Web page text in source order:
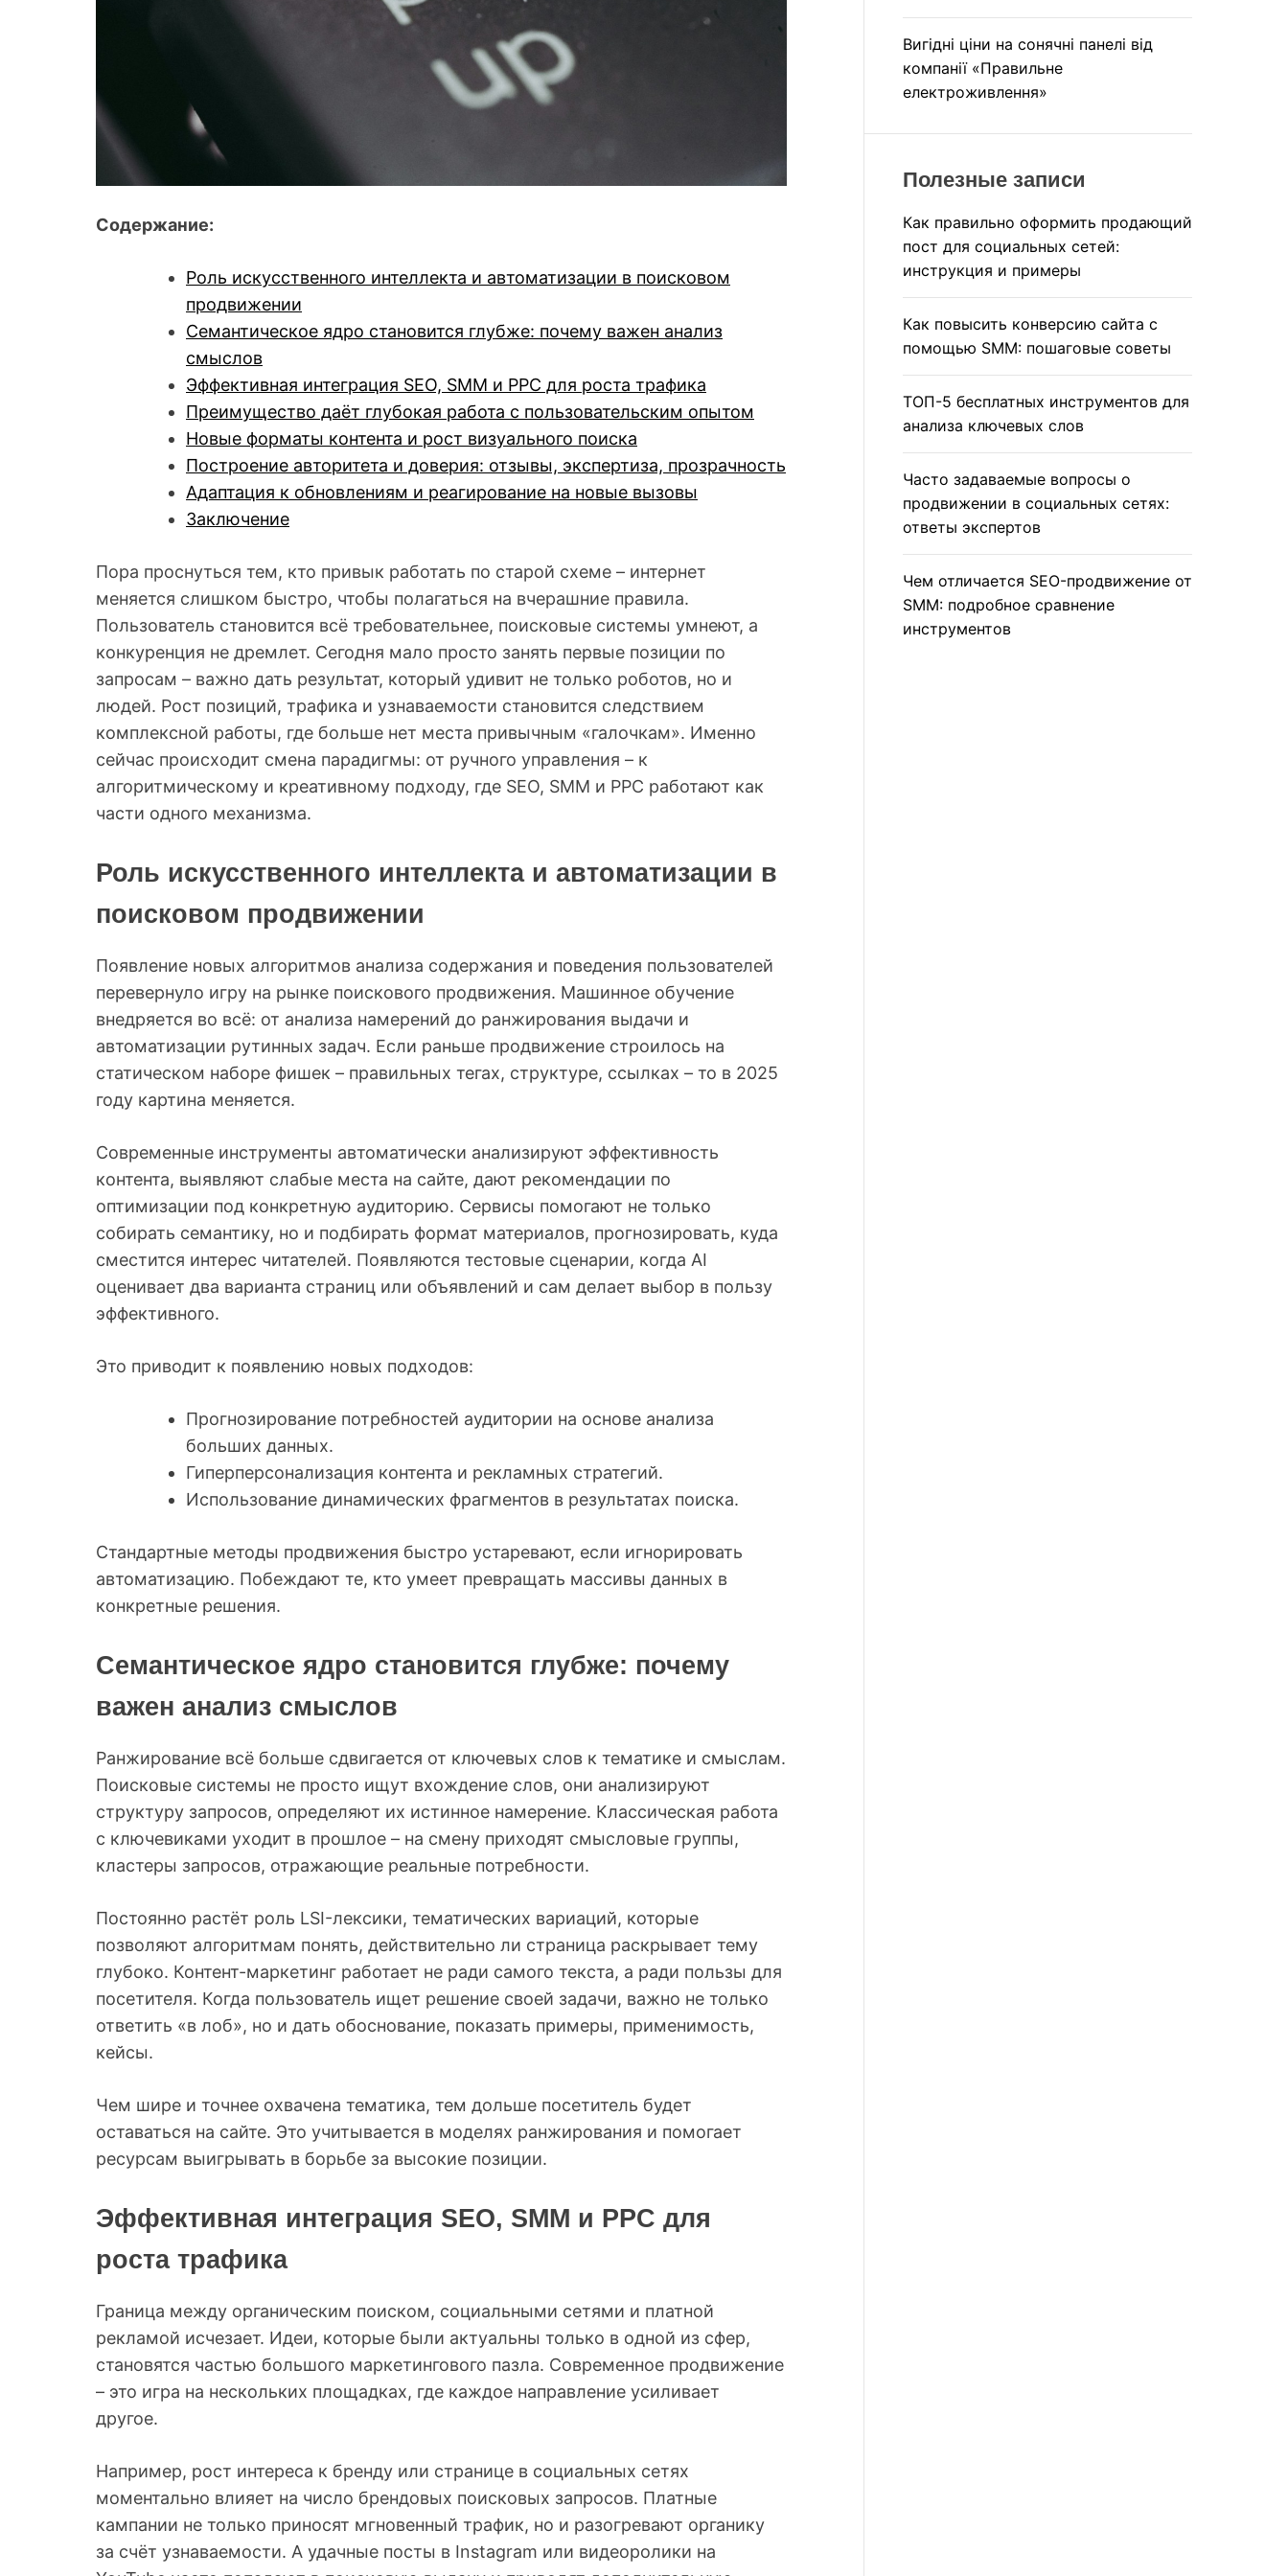
Содержание:
Роль искусственного интеллекта и автоматизации в поисковом
продвижении
Семантическое ядро становится глубже: почему важен анализ
смыслов
Эффективная интеграция SEO, SMM и PPC для роста трафика
Преимущество даёт глубокая работа с пользовательским опытом
Новые форматы контента и рост визуального поиска
Построение авторитета и доверия: отзывы, экспертиза, прозрачность
Адаптация к обновлениям и реагирование на новые вызовы
Заключение
Пора проснуться тем, кто привык работать по старой схеме – интернет
меняется слишком быстро, чтобы полагаться на вчерашние правила.
Пользователь становится всё требовательнее, поисковые системы умнеют, а
конкуренция не дремлет. Сегодня мало просто занять первые позиции по
запросам – важно дать результат, который удивит не только роботов, но и
людей. Рост позиций, трафика и узнаваемости становится следствием
комплексной работы, где больше нет места привычным «галочкам». Именно
сейчас происходит смена парадигмы: от ручного управления – к
алгоритмическому и креативному подходу, где SEO, SMM и PPC работают как
части одного механизма.
Роль искусственного интеллекта и автоматизации в
поисковом продвижении
Появление новых алгоритмов анализа содержания и поведения пользователей
перевернуло игру на рынке поискового продвижения. Машинное обучение
внедряется во всё: от анализа намерений до ранжирования выдачи и
автоматизации рутинных задач. Если раньше продвижение строилось на
статическом наборе фишек – правильных тегах, структуре, ссылках – то в 2025
году картина меняется.
Современные инструменты автоматически анализируют эффективность
контента, выявляют слабые места на сайте, дают рекомендации по
оптимизации под конкретную аудиторию. Сервисы помогают не только
собирать семантику, но и подбирать формат материалов, прогнозировать, куда
сместится интерес читателей. Появляются тестовые сценарии, когда AI
оценивает два варианта страниц или объявлений и сам делает выбор в пользу
эффективного.
Это приводит к появлению новых подходов:
Прогнозирование потребностей аудитории на основе анализа
больших данных.
Гиперперсонализация контента и рекламных стратегий.
Использование динамических фрагментов в результатах поиска.
Стандартные методы продвижения быстро устаревают, если игнорировать
автоматизацию. Побеждают те, кто умеет превращать массивы данных в
конкретные решения.
Семантическое ядро становится глубже: почему
важен анализ смыслов
Ранжирование всё больше сдвигается от ключевых слов к тематике и смыслам.
Поисковые системы не просто ищут вхождение слов, они анализируют
структуру запросов, определяют их истинное намерение. Классическая работа
с ключевиками уходит в прошлое – на смену приходят смысловые группы,
кластеры запросов, отражающие реальные потребности.
Постоянно растёт роль LSI-лексики, тематических вариаций, которые
позволяют алгоритмам понять, действительно ли страница раскрывает тему
глубоко. Контент-маркетинг работает не ради самого текста, а ради пользы для
посетителя. Когда пользователь ищет решение своей задачи, важно не только
ответить «в лоб», но и дать обоснование, показать примеры, применимость,
кейсы.
Чем шире и точнее охвачена тематика, тем дольше посетитель будет
оставаться на сайте. Это учитывается в моделях ранжирования и помогает
ресурсам выигрывать в борьбе за высокие позиции.
Эффективная интеграция SEO, SMM и PPC для
роста трафика
Граница между органическим поиском, социальными сетями и платной
рекламой исчезает. Идеи, которые были актуальны только в одной из сфер,
становятся частью большого маркетингового пазла. Современное продвижение
– это игра на нескольких площадках, где каждое направление усиливает
другое.
Например, рост интереса к бренду или странице в социальных сетях
моментально влияет на число брендовых поисковых запросов. Платные
кампании не только приносят мгновенный трафик, но и разогревают органику
за счёт узнаваемости. А удачные посты в Instagram или видеоролики на
Вигідні ціни на сонячні панелі від
компанії «Правильне
електроживлення»
Полезные записи
Как правильно оформить продающий
пост для социальных сетей:
инструкция и примеры
Как повысить конверсию сайта с
помощью SMM: пошаговые советы
ТОП-5 бесплатных инструментов для
анализа ключевых слов
Часто задаваемые вопросы о
продвижении в социальных сетях:
ответы экспертов
Чем отличается SEO-продвижение от
SMM: подробное сравнение
инструментов